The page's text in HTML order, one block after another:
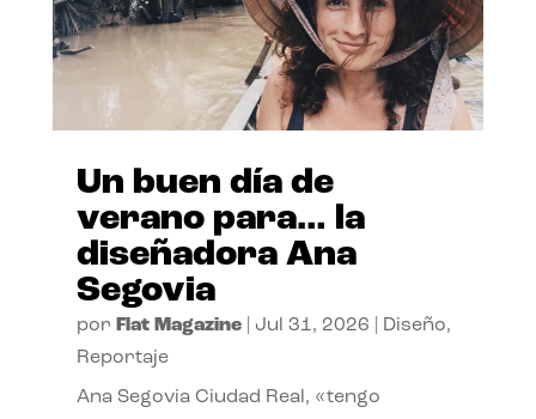
Un buen día de
verano para… la
diseñadora Ana
Segovia
por Flat Magazine| Jul 31, 2026 Diseño,
Reportaje
Ana Segovia Ciudad Real, «tengo